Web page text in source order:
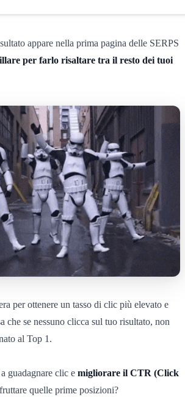
appare nella prima pagina delle SERPS
per farlo risaltare tra il resto dei tuoi
per ottenere un tasso di clic più elevato e
che se nessuno clicca sul tuo risultato, non
al Top 1.
guadagnare clic e migliorare il CTR (Click
quelle prime posizioni?